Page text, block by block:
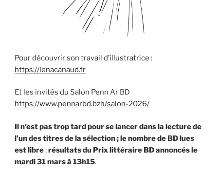
Pour découvrir son travail d’illustratrice :
https://lenacanaud.fr
Et les invités du Salon Penn Ar BD
https://www.pennarbd.bzh/salon-2026/
Il n’est pas trop tard pour se lancer dans la lecture de
l’un des titres de la sélection ; le nombre de BD lues
est libre;résultats du Prix littéraire BD annoncés le
mardi 31 mars à 13h15.